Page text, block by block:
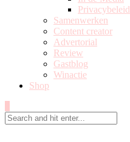
Privacybeleid
Samenwerken
Content creator
Advertorial
Review
Gastblog
Winactie
Shop